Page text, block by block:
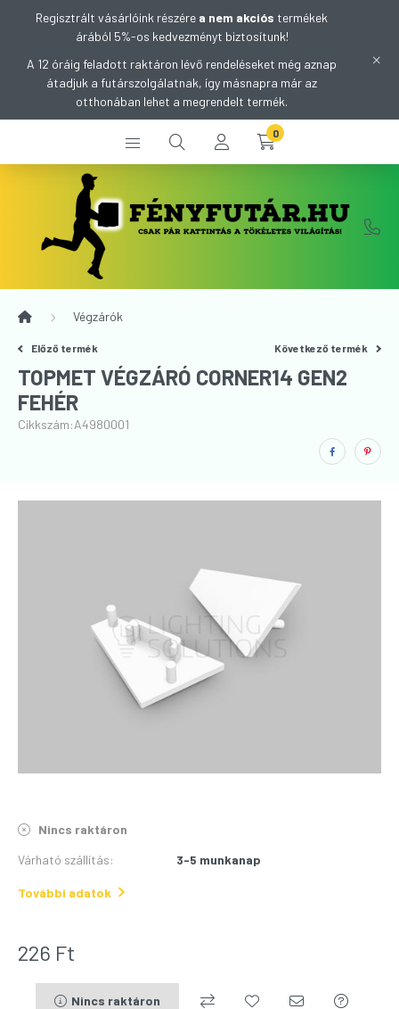
Regisztrált vásárlóink részére a nem akciós termékek
árából 5%-os kedvezményt biztosítunk!
A 12 óráig feladott raktáron lévő rendeléseket még aznap
átadjuk a futárszolgálatnak, így másnapra már az
otthonában lehet a megrendelt termék.
0
Végzárók
Előző termék Következő termék
TOPMET VÉGZÁRÓ CORNER14 GEN2
FEHÉR
Cikkszám:A4980001
Nincs raktáron
Várható szállítás: 3-5 munkanap
További adatok
226 Ft
Nincs raktáron